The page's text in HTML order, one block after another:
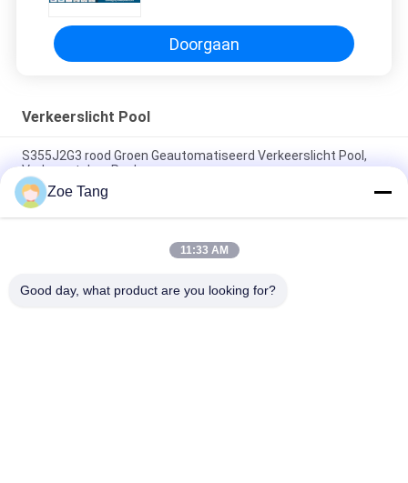
Doorgaan
Verkeerslicht Pool
S355J2G3 rood Groen Geautomatiseerd Verkeerslicht Pool,
Verkeersteken Pool
Het Met een laag bedekte Verkeerslicht Pool van de
verkeersindustrie Poeder met Enig Wapen
De Hete Onderdompelingsgalvanisatie van Pool van het
Zoe Tang
11:33 AM
Good day, what product are you looking for?